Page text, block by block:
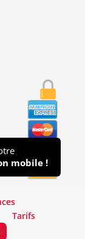
mobile !
Tarifs